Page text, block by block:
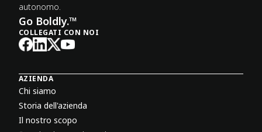
autonomo.
Go Boldly.™
COLLEGATI CON NOI
AZIENDA
Chi siamo
Storia dell'azienda
Il nostro scopo